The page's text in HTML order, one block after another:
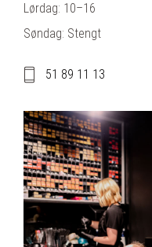
Lørdag: 10–16
Søndag: Stengt
51 89 11 13